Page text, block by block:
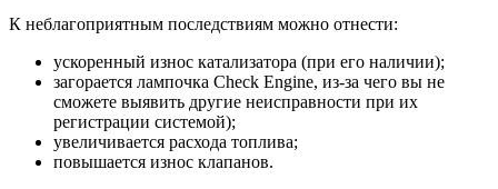
К неблагоприятным последствиям можно отнести:
ускоренный износ катализатора (при его наличии);
загорается лампочка Check Engine, из-за чего вы не
сможете выявить другие неисправности при их
регистрации системой);
увеличивается расхода топлива;
повышается износ клапанов.